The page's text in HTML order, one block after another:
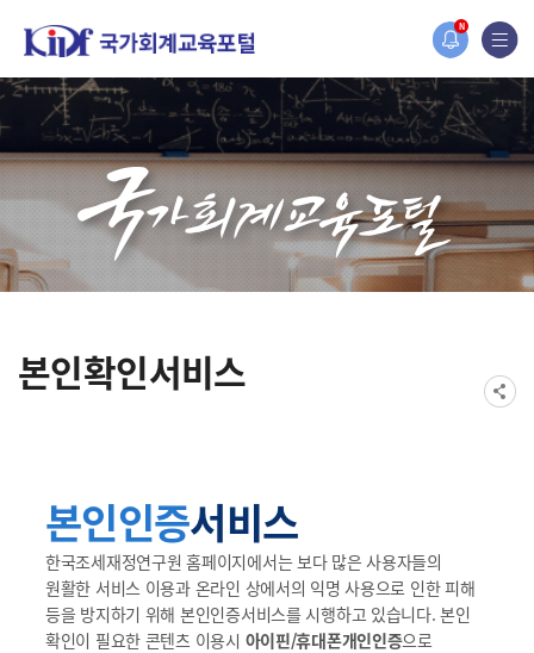
N
홈페이지가 새롭게 개편되었습니다.
한국조세재정연구원홈페이지가 새롭게 개설되었습니다.
본인확인서비스
본인인증서비스
한국조세재정연구원 홈페이지에서는 보다 많은 사용자들의
원활한 서비스 이용과 온라인 상에서의 익명 사용으로 인한 피해
등을 방지하기 위해 본인인증서비스를 시행하고 있습니다. 본인
확인이 필요한 콘텐츠 이용시 아이핀/휴대폰개인인증으로